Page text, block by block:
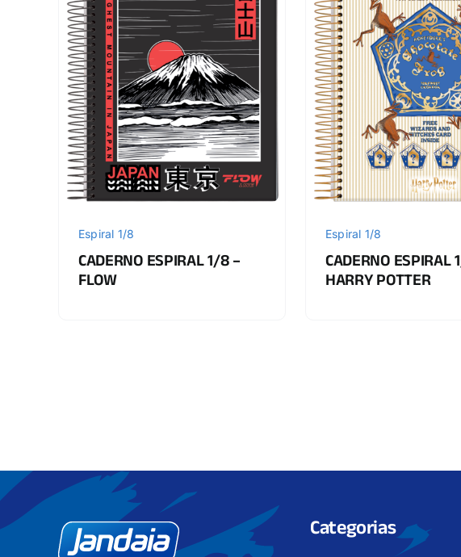
Espiral 1/8
CADERNO ESPIRAL 1/8 –
FLOW
Espiral 1/8
CADERNO ESPIRAL
HARRY POTTER
Categorias